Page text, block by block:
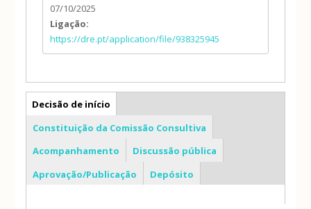
07/10/2025
Ligação:
https://dre.pt/application/file/938325945
PDM
Decisão de início
Constituição da Comissão Consultiva
Acompanhamento
Discussão pública
Aprovação/Publicação
Depósito